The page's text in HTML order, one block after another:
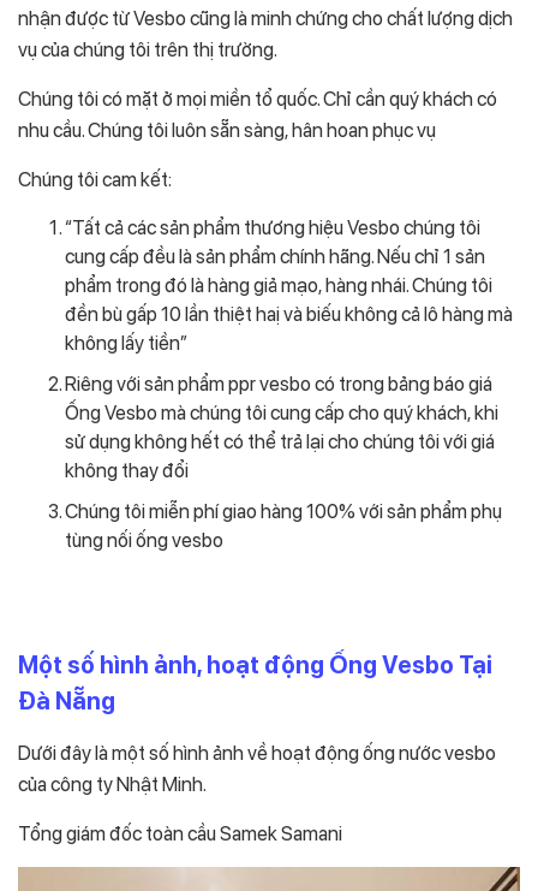
nhận được từ Vesbo cũng là minh chứng cho chất lượng dịch
vụ của chúng tôi trên thị trường.
Chúng tôi có mặt ở mọi miền tổ quốc. Chỉ cần quý khách có
nhu cầu. Chúng tôi luôn sẵn sàng, hân hoan phục vụ
Chúng tôi cam kết:
“Tất cả các sản phẩm thương hiệu Vesbo chúng tôi
cung cấp đều là sản phẩm chính hãng. Nếu chỉ 1 sản
phẩm trong đó là hàng giả mạo, hàng nhái. Chúng tôi
đền bù gấp 10 lần thiệt haị và biếu không cả lô hàng mà
không lấy tiền”
Riêng với sản phẩm ppr vesbo có trong bảng báo giá
Ống Vesbo mà chúng tôi cung cấp cho quý khách, khi
sử dụng không hết có thể trả lại cho chúng tôi với giá
không thay đổi
Chúng tôi miễn phí giao hàng 100% với sản phẩm phụ
tùng nối ống vesbo
Một số hình ảnh, hoạt động Ống Vesbo Tại
Đà Nẵng
Dưới đây là một số hình ảnh về hoạt động ống nước vesbo
của công ty Nhật Minh.
Tổng giám đốc toàn cầu Samek Samani